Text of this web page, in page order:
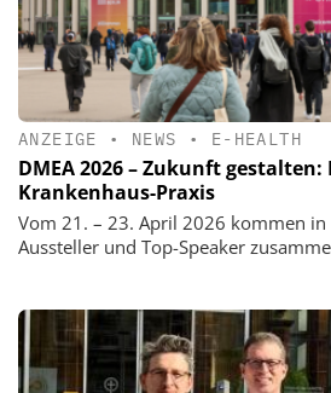
ANZEIGE • NEWS • E-HEALTH
DMEA 2026 – Zukunft
Krankenhaus-Praxis
Vom 21. – 23. April 2026 kommen
Aussteller und Top-Speaker